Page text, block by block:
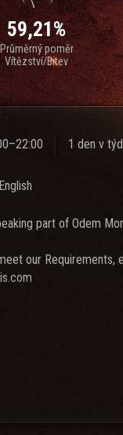
59,21%
Průměrný poměr
Vítězství/Bitev
1 den v
English
part of Odem
our Requirements,
of Tanks history